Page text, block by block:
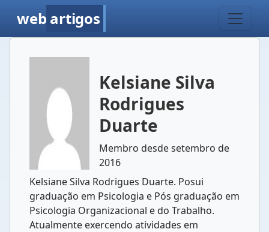
web artigos
Kelsiane Silva
Rodrigues
Duarte
Membro desde setembro de
2016
Kelsiane Silva Rodrigues Duarte. Posui
graduação em Psicologia e Pós graduação em
Psicologia Organizacional e do Trabalho.
Atualmente exercendo atividades em